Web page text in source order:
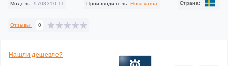
Модель: 9708310-11 Производитель: Husqvarna Cтрана:
Отзывы: 0
Нашли дешевле?